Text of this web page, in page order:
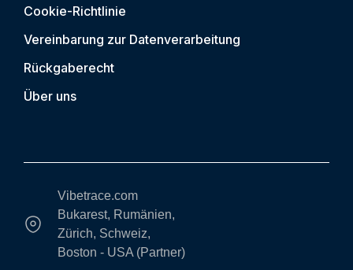
Cookie-Richtlinie
Vereinbarung zur Datenverarbeitung
Rückgaberecht
Über uns
Vibetrace.com
Bukarest, Rumänien,
Zürich, Schweiz,
Boston - USA (Partner)